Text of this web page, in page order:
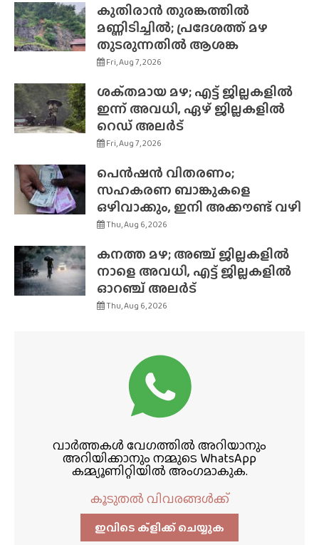
കുതിരാൻ തുരങ്കത്തിൽ
മണ്ണിടിച്ചിൽ; പ്രദേശത്ത് മഴ
തുടരുന്നതിൽ ആശങ്ക
Fri, Aug 7, 2026
ശക്‌തമായ മഴ; എട്ട് ജില്ലകളിൽ
ഇന്ന് അവധി, ഏഴ് ജില്ലകളിൽ
റെഡ് അലർട്
Fri, Aug 7, 2026
പെൻഷൻ വിതരണം;
സഹകരണ ബാങ്കുകളെ
ഒഴിവാക്കും, ഇനി അക്കൗണ്ട് വഴി
Thu, Aug 6, 2026
കനത്ത മഴ; അഞ്ച് ജില്ലകളിൽ
നാളെ അവധി, എട്ട് ജില്ലകളിൽ
ഓറഞ്ച് അലർട്
Thu, Aug 6, 2026
വാർത്തകൾ വേഗത്തിൽ അറിയാനും
അറിയിക്കാനും നമ്മുടെ WhatsApp
കമ്മ്യൂണിറ്റിയിൽ അംഗമാകുക.
കൂടുതൽ വിവരങ്ങൾക്ക്
ഇവിടെ ക്ളിക്ക്‌ ചെയ്യുക